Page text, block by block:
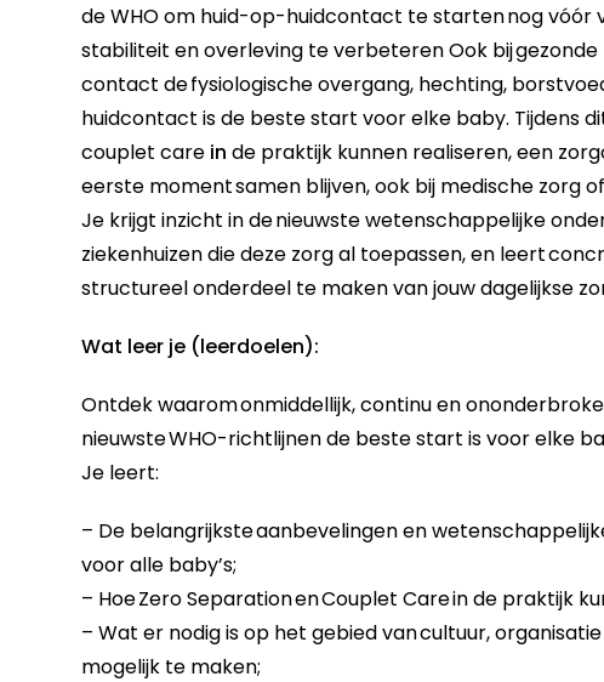
de WHO om huid-op-huidcontact te startennog vóór
stabiliteit en overleving te verbeteren Ook bij
contact defysiologische overgang, hechting,
huidcontact is de beste start voor elke baby. Tijdens
couplet care in de praktijk kunnen realiseren, een
eerste momentsamen blijven, ook bij medische zorg
Je krijgt inzicht in denieuwste wetenschappelijke
ziekenhuizen die deze zorg al toepassen, en leert
structureel onderdeel te maken van jouw dagelijkse
Wat leer je (leerdoelen):
Ontdek waaromonmiddellijk, continu en
nieuwsteWHO-richtlijnende beste start is voor elke
Je leert:
– De belangrijksteaanbevelingen en
voor alle baby’s;
– HoeZero SeparationenCouplet Carein de praktijk
– Wat er nodig is op het gebied vancultuur,
mogelijk te maken;